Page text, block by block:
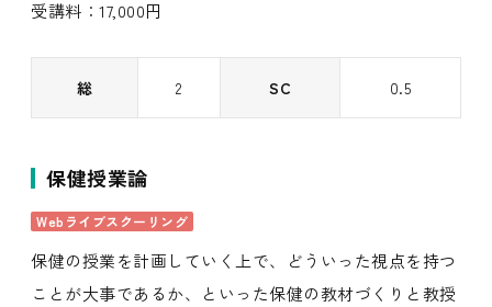
受講料：17,000円
総 2 SC 0.5
保健授業論
Webライブスクーリング
保健の授業を計画していく上で、どういった視点を持つ
ことが大事であるか、といった保健の教材づくりと教授